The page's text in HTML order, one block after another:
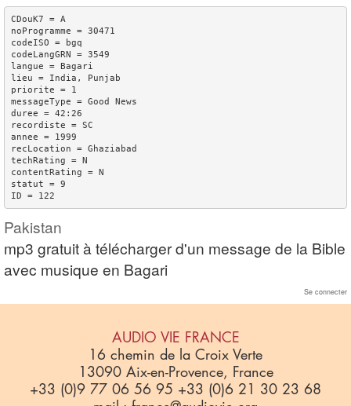
CDouK7 = A
noProgramme = 30471
codeISO = bgq
codeLangGRN = 3549
langue = Bagari
lieu = India, Punjab
priorite = 1
messageType = Good News
duree = 42:26
recordiste = SC
annee = 1999
recLocation = Ghaziabad
techRating = N
contentRating = N
statut = 9
Pakistan
mp3 gratuit à télécharger d'un message de la Bible
avec musique en Bagari
Se connecter
AUDIO VIE FRANCE
16 chemin de la Croix Verte
13090 Aix-en-Provence, France
+33 (0)9 77 06 56 95 +33 (0)6 21 30 23 68